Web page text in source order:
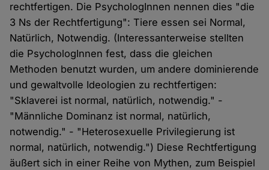
rechtfertigen. Die PsychologInnen nennen dies "die
3 Ns der Rechtfertigung": Tiere essen sei Normal,
Natürlich, Notwendig. (Interessanterweise stellten
die PsychologInnen fest, dass die gleichen
Methoden benutzt wurden, um andere dominierende
und gewaltvolle Ideologien zu rechtfertigen:
"Sklaverei ist normal, natürlich, notwendig." -
"Männliche Dominanz ist normal, natürlich,
notwendig." - "Heterosexuelle Privilegierung ist
normal, natürlich, notwendig.") Diese Rechtfertigung
äußert sich in einer Reihe von Mythen, zum Beispiel